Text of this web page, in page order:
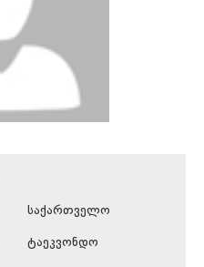
საქართველო
ტაეკვონდო